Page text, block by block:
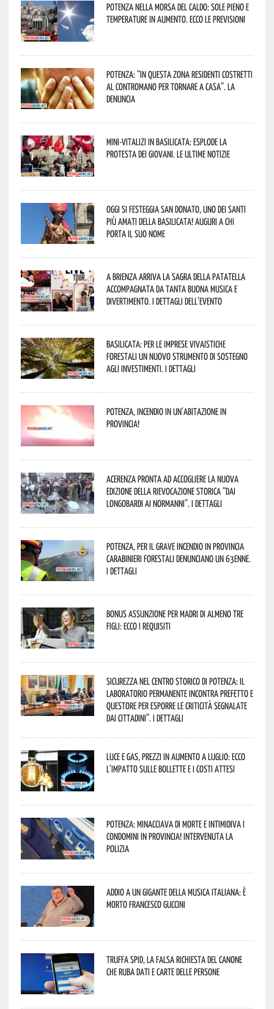
Potenza nella morsa del caldo: sole pieno e
temperature in aumento. Ecco le previsioni
Potenza: “In questa zona residenti costretti
al contromano per tornare a casa”. La
denuncia
Mini-vitalizi in Basilicata: esplode la
protesta dei giovani. Le ultime notizie
Oggi si festeggia San Donato, uno dei Santi
più amati della Basilicata! Auguri a chi
porta il suo nome
A Brienza arriva la Sagra della Patatella
accompagnata da tanta buona musica e
divertimento. I dettagli dell’evento
Basilicata: per le imprese vivaistiche
forestali un nuovo strumento di sostegno
agli investimenti. I dettagli
Potenza, incendio in un’abitazione in
provincia!
Acerenza pronta ad accogliere la nuova
edizione della rievocazione storica “Dai
Longobardi ai Normanni”. I dettagli
Potenza, per il grave incendio in Provincia
Carabinieri forestali denunciano un 63enne.
I dettagli
Bonus assunzione per madri di almeno tre
figli: ecco i requisiti
Sicurezza nel Centro Storico di Potenza: il
Laboratorio Permanente incontra Prefetto e
Questore per esporre le criticità segnalate
dai cittadini”. I dettagli
Luce e gas, prezzi in aumento a luglio: ecco
l’impatto sulle bollette e i costi attesi
Potenza: minacciava di morte e intimidiva i
condomini in provincia! Intervenuta la
Polizia
Addio a un gigante della musica italiana: è
morto Francesco Guccini
Truffa Spid, la falsa richiesta del canone
che ruba dati e carte delle persone